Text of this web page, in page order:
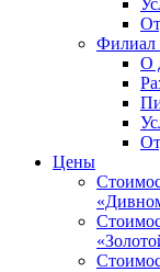
Филиал
О
Цены